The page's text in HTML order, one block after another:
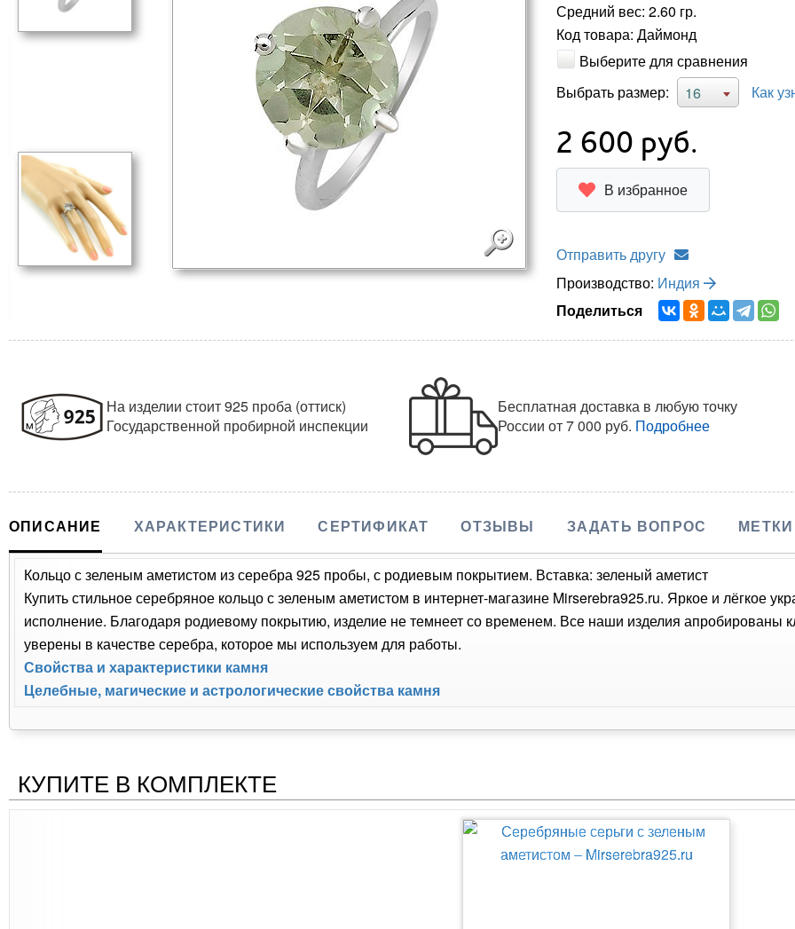
Средний вес: 2.60 гр.
Код товара: Даймонд
Выберите для сравнения
Выбрать размер:
16 Как
2 600 руб.
В избранное
Отправить другу
Производство: Индия
Поделиться
На изделии стоит 925 проба (оттиск)
Государственной пробирной инспекции
Бесплатная доставка в любую точку
Россииот 7 000 руб. Подробнее
ОПИСАНИЕ ХАРАКТЕРИСТИКИ СЕРТИФИКАТ ОТЗЫВЫ ЗАДАТЬ ВОПРОС МЕТКИ
Кольцо с зеленым аметистом из серебра 925 пробы, с родиевым покрытием. Вставка: зеленый аметист
Купить стильное серебряное кольцо с зеленым аметистом в интернет-магазине Mirserebra925.ru. Яркое и лёгкое
исполнение. Благодаря родиевому покрытию, изделие не темнеет со временем. Все наши изделия
уверены в качестве серебра, которое мы используем для работы.
Свойства и характеристики камня
Целебные, магические и астрологические свойства камня
КУПИТЕ В КОМПЛЕКТЕ